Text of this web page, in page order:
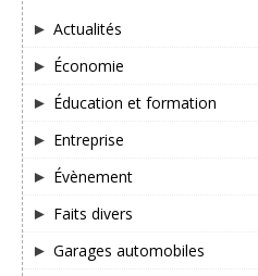
Actualités
Économie
Éducation et formation
Entreprise
Évènement
Faits divers
Garages automobiles